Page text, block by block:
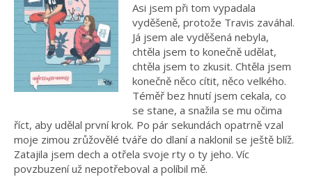
Asi jsem při tom vypadala
vyděšeně, protože Travis zaváhal.
Já jsem ale vyděšená nebyla,
chtěla jsem to konečně udělat,
chtěla jsem to zkusit. Chtěla jsem
konečně něco cítit, něco velkého.
Téměř bez hnutí jsem cekala, co
se stane, a snažila se mu očima
říct, aby udělal první krok. Po pár sekundách opatrně vzal
moje zimou zrůžovělé tváře do dlaní a naklonil se ještě blíž.
Zatajila jsem dech a otřela svoje rty o ty jeho. Víc
povzbuzení už nepotřeboval a políbil mě.